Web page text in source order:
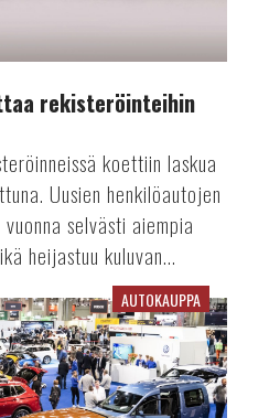
rekisteröinteihin
koettiin laskua
Uusien henkilöautojen
selvästi aiempia
heijastuu kuluvan...
AUTOKAUPPA